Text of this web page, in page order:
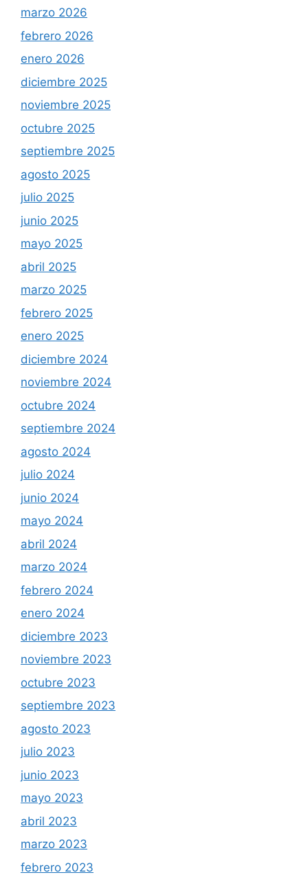
marzo 2026
febrero 2026
enero 2026
diciembre 2025
noviembre 2025
octubre 2025
septiembre 2025
agosto 2025
julio 2025
junio 2025
mayo 2025
abril 2025
marzo 2025
febrero 2025
enero 2025
diciembre 2024
noviembre 2024
octubre 2024
septiembre 2024
agosto 2024
julio 2024
junio 2024
mayo 2024
abril 2024
marzo 2024
febrero 2024
enero 2024
diciembre 2023
noviembre 2023
octubre 2023
septiembre 2023
agosto 2023
julio 2023
junio 2023
mayo 2023
abril 2023
marzo 2023
febrero 2023